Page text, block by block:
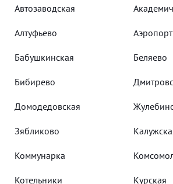
Автозаводская
Алтуфьево Аэропорт
Бабушкинская Беляево
Бибирево
Домодедовская
Зябликово
Коммунарка
Котельники Курская